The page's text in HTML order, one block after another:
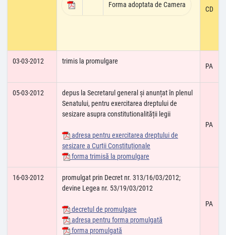
Forma adoptata de Camera
CD
03-03-2012 trimis la promulgare
PA
05-03-2012
depus la Secretarul general și anunțat în plenul
Senatului, pentru exercitarea dreptului de
sesizare asupra constitutionalității legii
adresa pentru exercitarea dreptului de
sesizare a Curţii Constituţionale
forma trimisă la promulgare
PA
16-03-2012
promulgat prin Decret nr. 313/16/03/2012;
devine Legea nr. 53/19/03/2012
decretul de promulgare
adresa pentru forma promulgată
forma promulgată
PA